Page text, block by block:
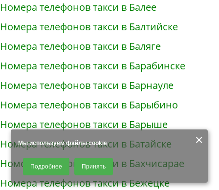
×
Мы используем файлы cookie
Продолжая использовать наш сайт, Вы даете согласие на обработку
файлов - COOKIES, пользовательских данных (файлы-cookies, IP-адрес,
данные об идентификаторе браузера, дата и время осуществления
доступа к сайту, история поисковых запросов) для сбора аналитической и
Подробнее Принять
Номера телефонов такси в Балее
Номера телефонов такси в Балтийске
Номера телефонов такси в Баляге
Номера телефонов такси в Барабинске
Номера телефонов такси в Барнауле
Номера телефонов такси в Барыбино
Номера телефонов такси в Барыше
Номера телефонов такси в Батайске
Номера телефонов такси в Бахчисарае
Номера телефонов такси в Бежецке